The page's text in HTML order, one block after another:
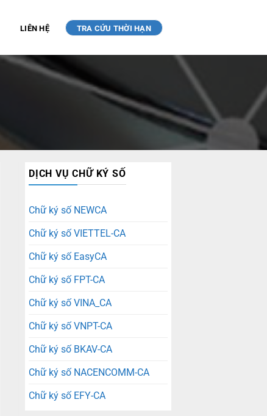
LIÊN HỆ TRA CỨU THỜI HẠN
DỊCH VỤ CHỮ KÝ SỐ
Chữ ký số NEWCA
Chữ ký số VIETTEL-CA
Chữ ký số EasyCA
Chữ ký số FPT-CA
Chữ ký số VINA_CA
Chữ ký số VNPT-CA
Chữ ký số BKAV-CA
Chữ ký số NACENCOMM-CA
Chữ ký số EFY-CA